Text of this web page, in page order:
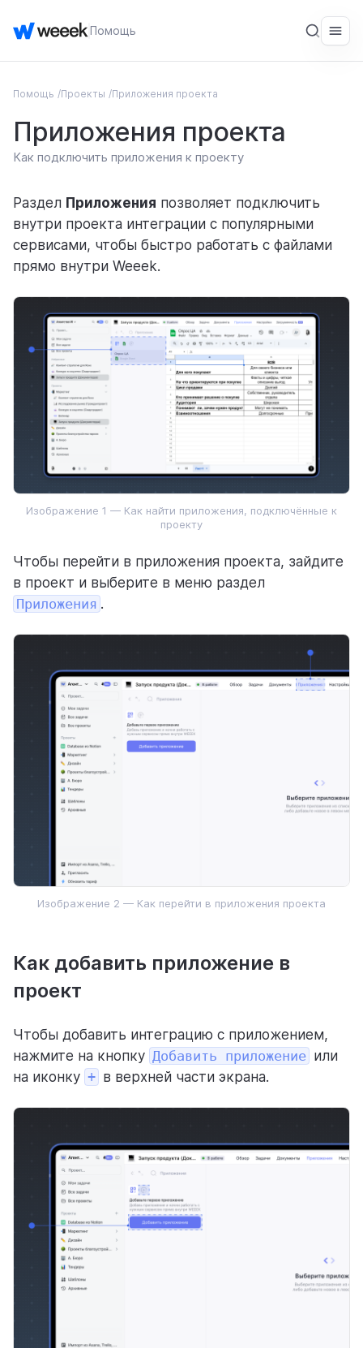
Помощь
ОБЩЕЕ
Введение
Начало работы
Рабочие пространства
Задачи
Общее
Проекты
Задачи
Режимы просмотра
Доски
База знаний
Пользователи
Аналитика
ГОТОВЫЕ РЕШЕНИЯ С WEEEK
Для процессов
Для личного использования
Помощь Проекты Приложения проекта
Приложения проекта
Как подключить приложения к проекту
Раздел Приложения позволяет подключить
внутри проекта интеграции с популярными
сервисами, чтобы быстро работать с файлами
прямо внутри Weeek.
Изображение 1 — Как найти приложения, подключённые к
проекту
Чтобы перейти в приложения проекта, зайдите
в проект и выберите в меню раздел
Приложения .
Изображение 2 — Как перейти в приложения проекта
Как добавить приложение в
проект
Чтобы добавить интеграцию с приложением,
нажмите на кнопку Добавить приложение или
на иконку + в верхней части экрана.